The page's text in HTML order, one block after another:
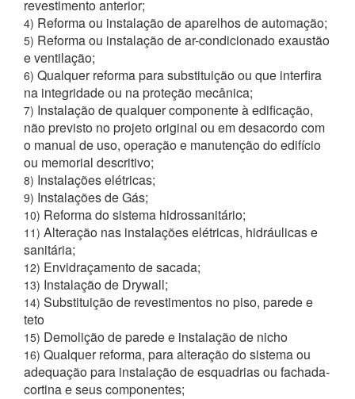
revestimento anterior;
4) Reforma ou instalação de aparelhos de automação;
5) Reforma ou instalação de ar-condicionado exaustão
e ventilação;
6) Qualquer reforma para substituição ou que interfira
na integridade ou na proteção mecânica;
7) Instalação de qualquer componente à edificação,
não previsto no projeto original ou em desacordo com
o manual de uso, operação e manutenção do edifício
ou memorial descritivo;
8) Instalações elétricas;
9) Instalações de Gás;
10) Reforma do sistema hidrossanitário;
11) Alteração nas instalações elétricas, hidráulicas e
sanitária;
12) Envidraçamento de sacada;
13) Instalação de Drywall;
14) Substituição de revestimentos no piso, parede e
teto
15) Demolição de parede e instalação de nicho
16) Qualquer reforma, para alteração do sistema ou
adequação para instalação de esquadrias ou fachada-
cortina e seus componentes;